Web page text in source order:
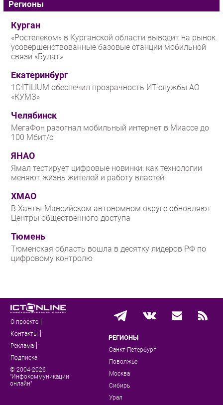
Регионы
Курган
«Ростелеком» в Курганской области выводит на рынок
усовершенствованные базовые станции мобильной
связи «Булат»
Екатеринбург
1С:ITILIUM обеспечил прозрачность ИТ-службы АО
«КУМЗ»
Челябинск
МегаФон разогнал мобильный интернет в Миассе до
100 Мбит/с
ЯНАО
Ямал тестирует цифровые новинки: как технологии
меняют жизнь жителей и работу властей
ХМАО
В Ханты-Мансийском автономном округе обновляют
Центры общественного доступа
Тюмень
Тюменская область вошла в десятку лидеров РФ по
цифровому контролю
О проекте
Контакты
Реклама
Подписка
© 2004-2026
"Инфокоммуникации
онлайн"
РЕГИОНЫ
Санкт-Петербург
Поволжье
Москва
Сибирь
Урал